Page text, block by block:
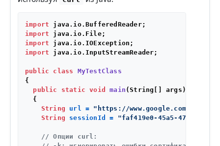
import
import
import
import java.io.InputStreamReader;
public class
MyTestClass
{
public
static void main (String[] args)
  {
String
url = "https://www.google.com"
String
sessionId = "faf419e0-45a5-47b3-96d1-
// Опции curl: